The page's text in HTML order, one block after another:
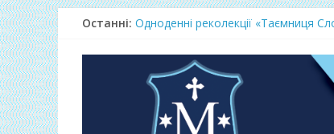
Останні:
Фундамент у вересні 2026
Одноденні реколекції «Таємниця
Lectio Divina – єв.Матея 2026
Нове життя в Христі – осінь 2026